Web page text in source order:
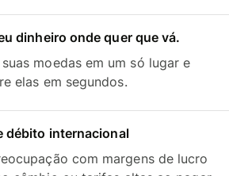
dinheiro onde quer que vá.
moedas em um só lugar e
elas em segundos.
débito internacional
com margens de lucro